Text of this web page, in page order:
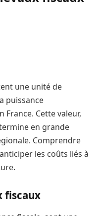
une unité de
puissance
France. Cette valeur,
en grande
Comprendre
les coûts liés à
fiscaux